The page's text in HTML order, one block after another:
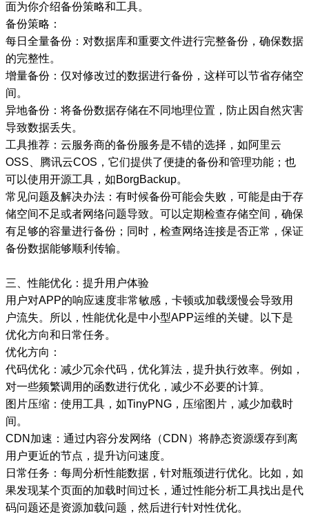
面为你介绍备份策略和工具。
备份策略：
每日全量备份：对数据库和重要文件进行完整备份，确保数据
的完整性。
增量备份：仅对修改过的数据进行备份，这样可以节省存储空
间。
异地备份：将备份数据存储在不同地理位置，防止因自然灾害
导致数据丢失。
工具推荐：云服务商的备份服务是不错的选择，如阿里云
OSS、腾讯云COS，它们提供了便捷的备份和管理功能；也
可以使用开源工具，如BorgBackup。
常见问题及解决办法：有时候备份可能会失败，可能是由于存
储空间不足或者网络问题导致。可以定期检查存储空间，确保
有足够的容量进行备份；同时，检查网络连接是否正常，保证
备份数据能够顺利传输。
三、性能优化：提升用户体验
用户对APP的响应速度非常敏感，卡顿或加载缓慢会导致用
户流失。所以，性能优化是中小型APP运维的关键。以下是
优化方向和日常任务。
优化方向：
代码优化：减少冗余代码，优化算法，提升执行效率。例如，
对一些频繁调用的函数进行优化，减少不必要的计算。
图片压缩：使用工具，如TinyPNG，压缩图片，减少加载时
间。
CDN加速：通过内容分发网络（CDN）将静态资源缓存到离
用户更近的节点，提升访问速度。
日常任务：每周分析性能数据，针对瓶颈进行优化。比如，如
果发现某个页面的加载时间过长，通过性能分析工具找出是代
码问题还是资源加载问题，然后进行针对性优化。